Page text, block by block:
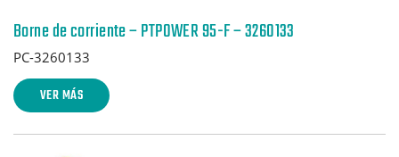
Borne de corriente – PTPOWER 95-F – 3260133
PC-3260133
VER MÁS